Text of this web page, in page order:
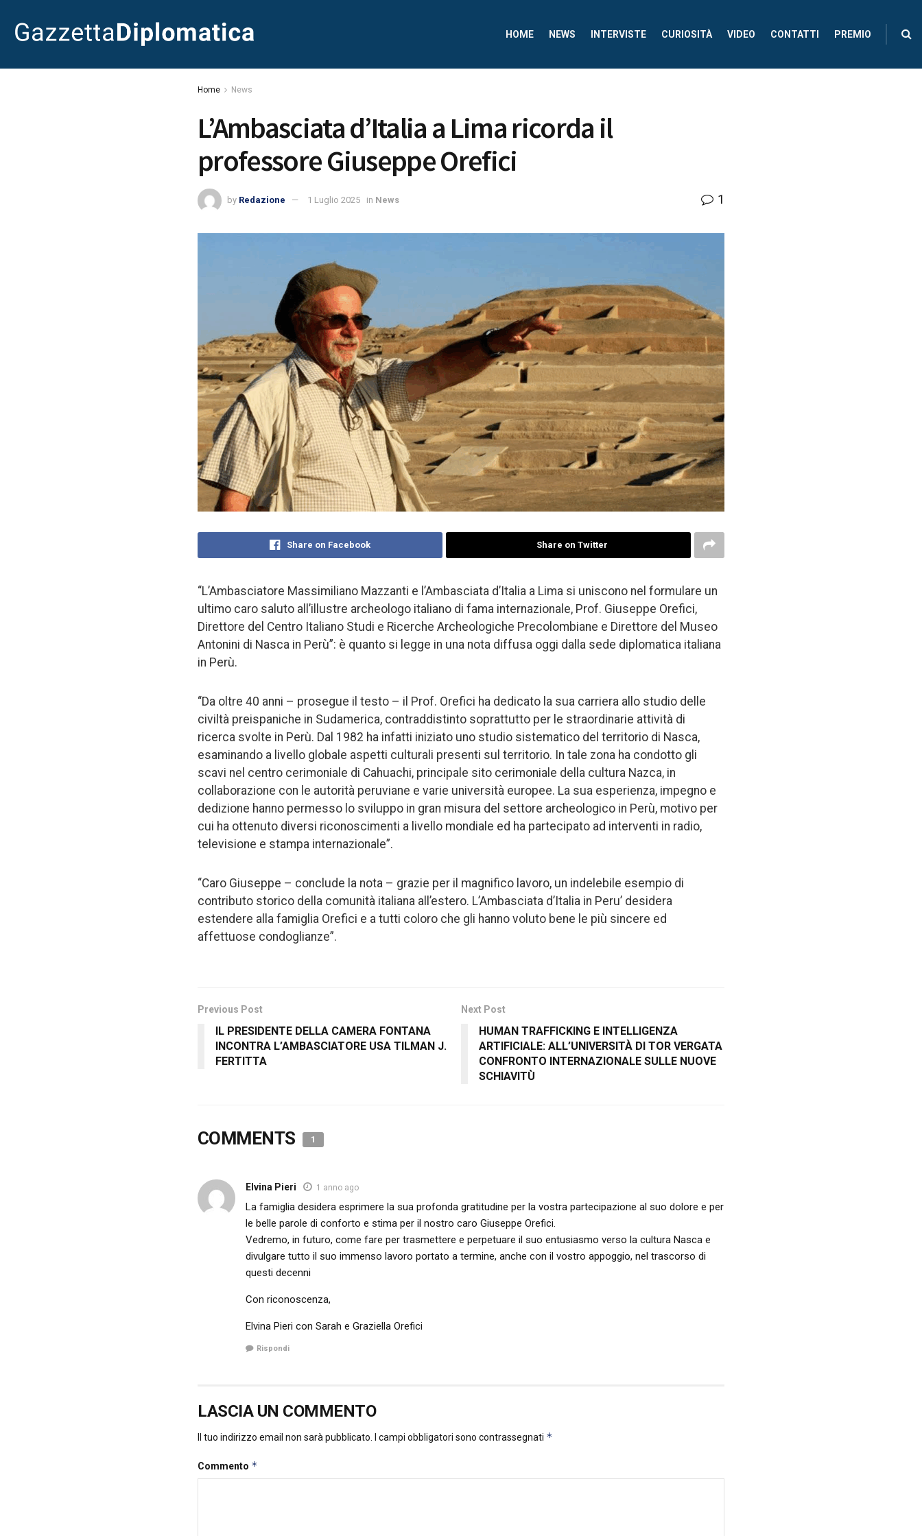
HOME NEWS INTERVISTE CURIOSITÀ VIDEO CONTATTI PREMIO
Home News
L’Ambasciata d’Italia a Lima ricorda il
professore Giuseppe Orefici
by Redazione 1 Luglio 2025 in News 1
Share on Facebook Share on Twitter
“L’Ambasciatore Massimiliano Mazzanti e l’Ambasciata d’Italia a Lima si uniscono nel formulare un
ultimo caro saluto all’illustre archeologo italiano di fama internazionale, Prof. Giuseppe Orefici,
Direttore del Centro Italiano Studi e Ricerche Archeologiche Precolombiane e Direttore del Museo
Antonini di Nasca in Perù”: è quanto si legge in una nota diffusa oggi dalla sede diplomatica italiana
in Perù.
“Da oltre 40 anni – prosegue il testo – il Prof. Orefici ha dedicato la sua carriera allo studio delle
civiltà preispaniche in Sudamerica, contraddistinto soprattutto per le straordinarie attività di
ricerca svolte in Perù. Dal 1982 ha infatti iniziato uno studio sistematico del territorio di Nasca,
esaminando a livello globale aspetti culturali presenti sul territorio. In tale zona ha condotto gli
scavi nel centro cerimoniale di Cahuachi, principale sito cerimoniale della cultura Nazca, in
collaborazione con le autorità peruviane e varie università europee. La sua esperienza, impegno e
dedizione hanno permesso lo sviluppo in gran misura del settore archeologico in Perù, motivo per
cui ha ottenuto diversi riconoscimenti a livello mondiale ed ha partecipato ad interventi in radio,
televisione e stampa internazionale”.
“Caro Giuseppe – conclude la nota – grazie per il magnifico lavoro, un indelebile esempio di
contributo storico della comunità italiana all’estero. L’Ambasciata d’Italia in Peru’ desidera
estendere alla famiglia Orefici e a tutti coloro che gli hanno voluto bene le più sincere ed
affettuose condoglianze”.
Previous Post
IL PRESIDENTE DELLA CAMERA FONTANA
INCONTRA L’AMBASCIATORE USA TILMAN J.
FERTITTA
Next Post
HUMAN TRAFFICKING E INTELLIGENZA
ARTIFICIALE: ALL’UNIVERSITÀ DI TOR VERGATA
CONFRONTO INTERNAZIONALE SULLE NUOVE
SCHIAVITÙ
COMMENTS 1
Elvina Pieri 1 anno ago
La famiglia desidera esprimere la sua profonda gratitudine per la vostra partecipazione al suo dolore e per
le belle parole di conforto e stima per il nostro caro Giuseppe Orefici.
Vedremo, in futuro, come fare per trasmettere e perpetuare il suo entusiasmo verso la cultura Nasca e
divulgare tutto il suo immenso lavoro portato a termine, anche con il vostro appoggio, nel trascorso di
questi decenni
Con riconoscenza,
Elvina Pieri con Sarah e Graziella Orefici
Rispondi
LASCIA UN COMMENTO
Il tuo indirizzo email non sarà pubblicato. I campi obbligatori sono contrassegnati *
Commento *